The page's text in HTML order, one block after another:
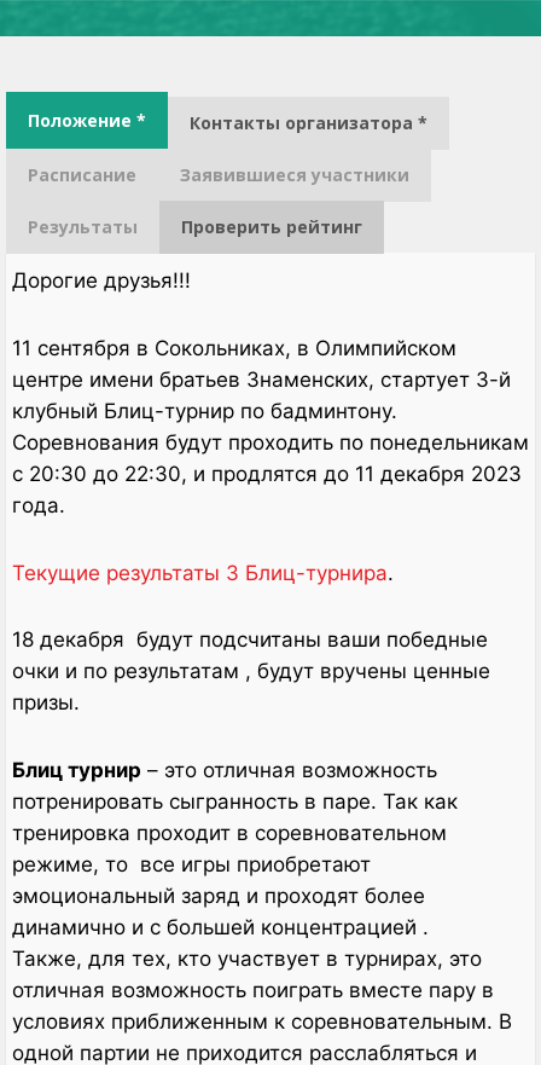
Положение * Контакты организатора *
Расписание Заявившиеся участники
Результаты Проверить рейтинг
Дорогие друзья!!!
11 сентября в Сокольниках, в Олимпийском
центре имени братьев Знаменских, стартует 3-й
клубный Блиц-турнир по бадминтону.
Соревнования будут проходить по понедельникам
с 20:30 до 22:30, и продлятся до 11 декабря 2023
года.
Текущие результаты 3 Блиц-турнира.
18 декабря будут подсчитаны ваши победные
очки и по результатам , будут вручены ценные
призы.
Блиц турнир – это отличная возможность
потренировать сыгранность в паре. Так как
тренировка проходит в соревновательном
режиме, то все игры приобретают
эмоциональный заряд и проходят более
динамично и с большей концентрацией .
Также, для тех, кто участвует в турнирах, это
отличная возможность поиграть вместе пару в
условиях приближенным к соревновательным. В
одной партии не приходится расслабляться и